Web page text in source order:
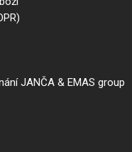
JANČA & EMAS group